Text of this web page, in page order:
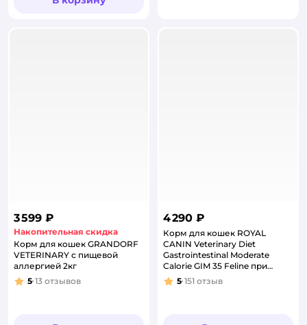
3 599 ₽
Накопительная скидка
Корм для кошек GRANDORF
VETERINARY с пищевой
аллергией 2кг
Рейтинг:
5 13 отзывов
4 290 ₽
Корм для кошек ROYAL
CANIN Veterinary Diet
Gastrointestinal Moderate
Calorie GIM 35 Feline при
расстройствах пищеварения
2кг
Рейтинг:
5 151 отзыв